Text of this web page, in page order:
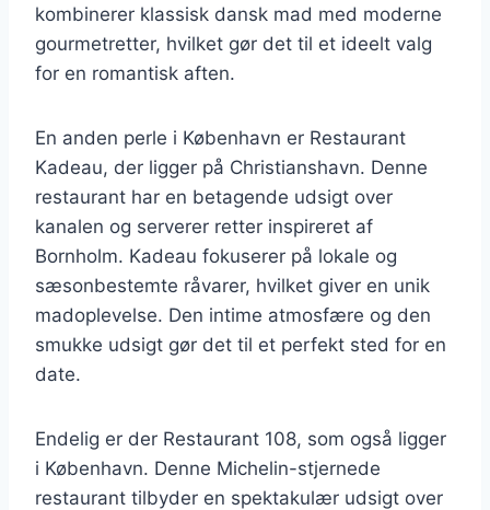
kombinerer klassisk dansk mad med moderne
gourmetretter, hvilket gør det til et ideelt valg
for en romantisk aften.
En anden perle i København er Restaurant
Kadeau, der ligger på Christianshavn. Denne
restaurant har en betagende udsigt over
kanalen og serverer retter inspireret af
Bornholm. Kadeau fokuserer på lokale og
sæsonbestemte råvarer, hvilket giver en unik
madoplevelse. Den intime atmosfære og den
smukke udsigt gør det til et perfekt sted for en
date.
Endelig er der Restaurant 108, som også ligger
i København. Denne Michelin-stjernede
restaurant tilbyder en spektakulær udsigt over